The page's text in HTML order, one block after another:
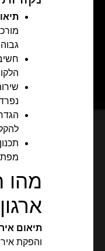
מהו
תיאום
והפקת